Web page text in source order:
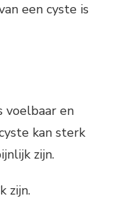
een cyste is
voelbaar en
kan sterk
zijn.
zijn.